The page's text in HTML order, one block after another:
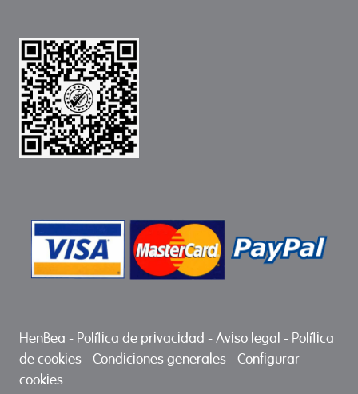
HenBea - Política de privacidad -Aviso legal - Política
de cookies -Condiciones generales -Configurar
cookies